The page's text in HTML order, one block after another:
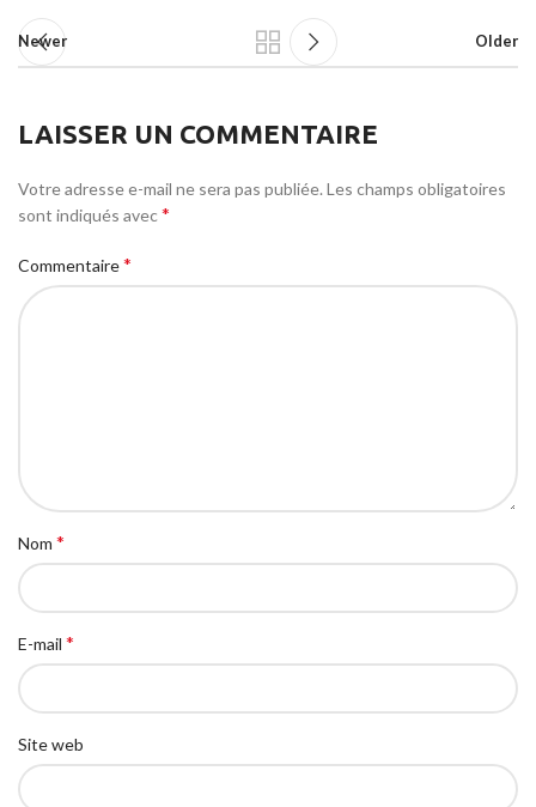
Newer Older
LAISSER UN COMMENTAIRE
Votre adresse e-mail ne sera pas publiée. Les champs obligatoires
sont indiqués avec*
Commentaire*
Nom *
E-mail *
Site web